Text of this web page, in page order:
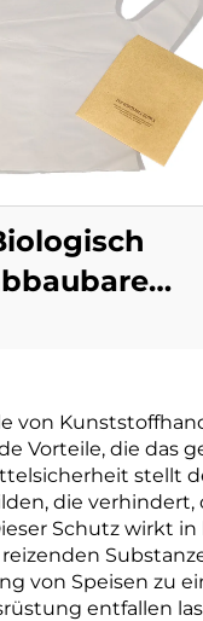
Material
von
Vorteile, die das
stellt
die
Schutz wirkt
von Speisen zu
entfallen